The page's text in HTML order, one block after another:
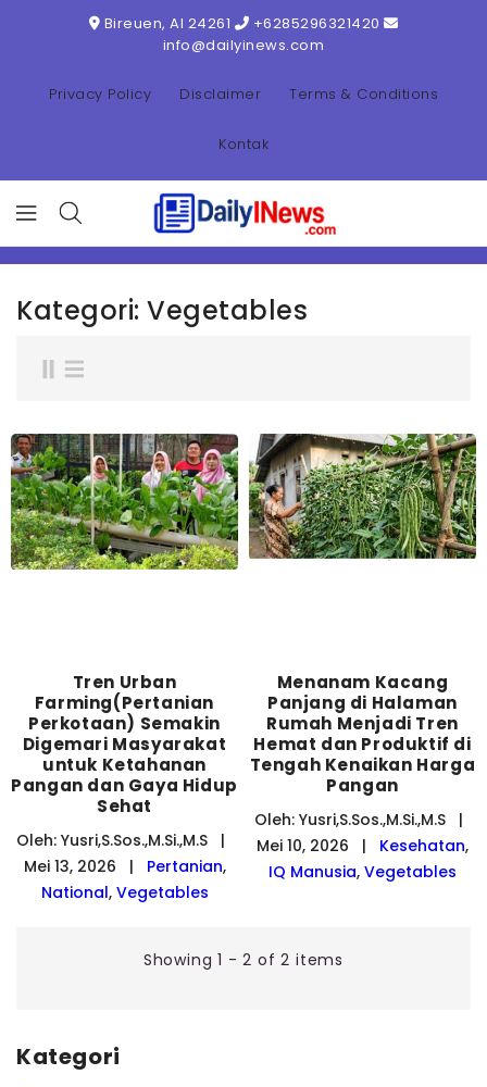
Bireuen, AI 24261
+6285296321420
info@dailyinews.com
Privacy Policy Disclaimer Terms & Conditions
Kontak
Kategori
Kategori: Vegetables
Tren Urban
Farming(Pertanian
Perkotaan) Semakin
Digemari Masyarakat
untuk Ketahanan
Pangan dan Gaya Hidup
Sehat
Oleh: Yusri,S.Sos.,M.Si.,M.S |
Mei 13, 2026 | Pertanian,
National, Vegetables
Menanam Kacang
Panjang di Halaman
Rumah Menjadi Tren
Hemat dan Produktif di
Tengah Kenaikan Harga
Pangan
Oleh: Yusri,S.Sos.,M.Si.,M.S |
Mei 10, 2026 | Kesehatan,
IQ Manusia, Vegetables
Showing 1 - 2 of 2 items